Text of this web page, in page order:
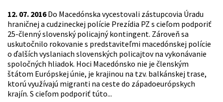
12. 07. 2016Do Macedónska vycestovali zástupcovia Úradu
hraničnej a cudzineckej polície Prezídia PZ s cieľom podporiť
25-členný slovenský policajný kontingent. Zároveň sa
uskutočnilo rokovanie s predstaviteľmi macedónskej polície
o ďalších vyslaniach slovenských policajtov na vykonávanie
spoločných hliadok. Hoci Macedónsko nie je členským
štátom Európskej únie, je krajinou na tzv. balkánskej trase,
ktorú využívajú migranti na ceste do západoeurópskych
krajín. S cieľom podporiť túto...